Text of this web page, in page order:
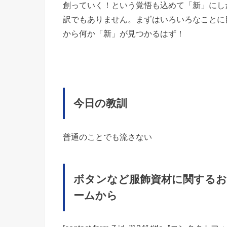
創っていく！という覚悟も込めて「新」に
訳でもありません。まずはいろいろなこと
から何か「新」が見つかるはず！
今日の教訓
普通のことでも流さない
ボタンなど服飾資材に関する
ームから